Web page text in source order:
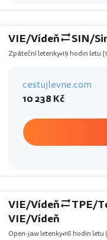
VIE/Vídeň SIN/
Zpáteční letenky19 hodin letu
cestujlevne.com
10 238 Kč
VIE/Vídeň TPE/
VIE/Vídeň
Open-jaw letenky16 hodin letu